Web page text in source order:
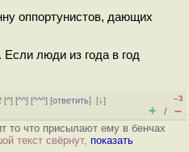
оппортунистов, дающих
люди из года в год
[^] [^^] [^^^] [ответить][↓]
–3
+ / –
то что присылают ему в бенчах
текст свёрнут, показать